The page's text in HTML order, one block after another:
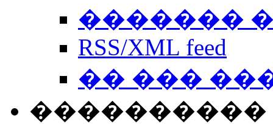
�������
RSS/XML feed
�� ���
����������